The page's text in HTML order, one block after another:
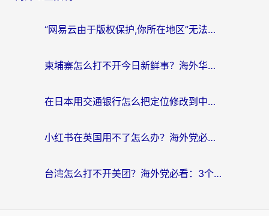
“网易云由于版权保护,你所在地区”无法播放？海外党听国内音乐听书的加速器选择指南
柬埔寨怎么打不开今日新鲜事？海外华人追剧看新闻的加速器选择指南
在日本用交通银行怎么把定位修改到中国国内？海外党必备实用指南（附追剧支付社交全解）
小红书在英国用不了怎么办？海外党必看的回国加速解决方案
台湾怎么打不开美团？海外党必看：3个实用技巧解决国内App地区限制难题